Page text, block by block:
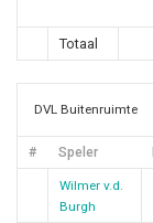
Totaal
DVL Buitenruimte
# Speler
Wilmer v.d.
Burgh